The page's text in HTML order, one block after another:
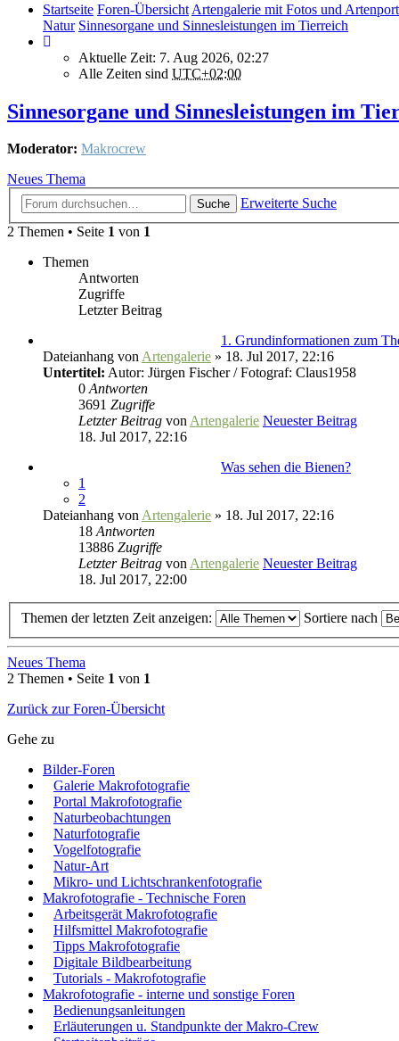
Startseite Foren-Übersicht Artengalerie mit Fotos und
Natur Sinnesorgane und Sinnesleistungen im Tierreich
Aktuelle Zeit: 7. Aug 2026, 02:27
Alle Zeiten sind UTC+02:00
Sinnesorgane und Sinnesleistungen im
Moderator: Makrocrew
Neues Thema
Suche
Erweiterte Suche
2 Themen • Seite 1 von 1
Themen
Antworten
Zugriffe
Letzter Beitrag
1. Grundinformationen zum
Dateianhang von Artengalerie » 18. Jul 2017, 22:16
Untertitel: Autor: Jürgen Fischer / Fotograf: Claus1958
0 Antworten
3691 Zugriffe
Letzter Beitrag von Artengalerie Neuester Beitrag
18. Jul 2017, 22:16
Was sehen die Bienen?
1
2
Dateianhang von Artengalerie » 18. Jul 2017, 22:16
18 Antworten
13886 Zugriffe
Letzter Beitrag von Artengalerie Neuester Beitrag
18. Jul 2017, 22:00
Themen der letzten Zeit anzeigen: Sortiere nach
Neues Thema
2 Themen • Seite 1 von 1
Zurück zur Foren-Übersicht
Gehe zu
Bilder-Foren
Galerie Makrofotografie
Portal Makrofotografie
Naturbeobachtungen
Naturfotografie
Vogelfotografie
Natur-Art
Mikro- und Lichtschrankenfotografie
Makrofotografie - Technische Foren
Arbeitsgerät Makrofotografie
Hilfsmittel Makrofotografie
Tipps Makrofotografie
Digitale Bildbearbeitung
Tutorials - Makrofotografie
Makrofotografie - interne und sonstige Foren
Bedienungsanleitungen
Erläuterungen u. Standpunkte der Makro-Crew